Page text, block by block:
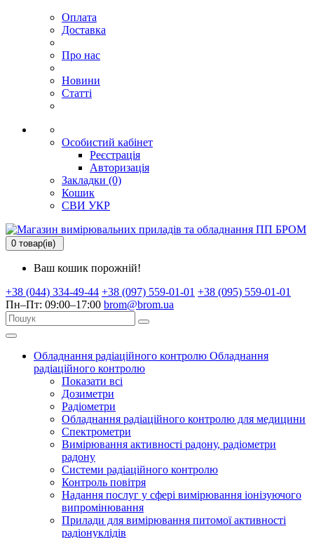
Оплата
Доставка
Про нас
Новини
Статті
Особистий кабінет
Реєстрація
Авторизація
Закладки (0)
Кошик
СВИ УКР
0 товар(ів)
Ваш кошик порожній!
+38 (044) 334-49-44 +38 (097) 559-01-01 +38 (095) 559-01-01
Пн–Пт: 09:00–17:00 brom@brom.ua
Обладнання радіаційного контролю Обладнання
радіаційного контролю
Показати всі
Дозиметри
Радіометри
Обладнання радіаційного контролю для медицини
Спектрометри
Вимірювання активності радону, радіометри
радону
Системи радіаційного контролю
Контроль повітря
Надання послуг у сфері вимірювання іонізуючого
випромінювання
Прилади для вимірювання питомої активності
радіонуклідів